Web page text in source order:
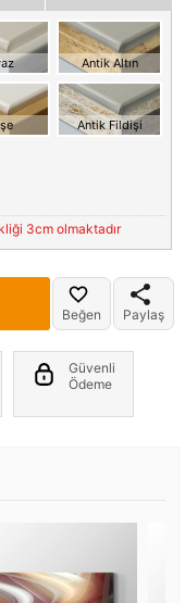
Antik Altın
Antik Fildişi
3cm olmaktadır
Beğen Paylaş
Güvenli
Ödeme